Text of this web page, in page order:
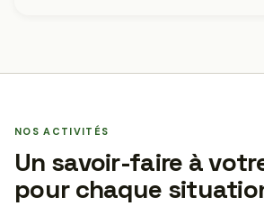
NOS ACTIVITÉS
Un savoir-faire à
pour chaque